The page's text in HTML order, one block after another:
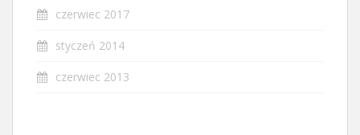
czerwiec 2017
styczeń 2014
czerwiec 2013